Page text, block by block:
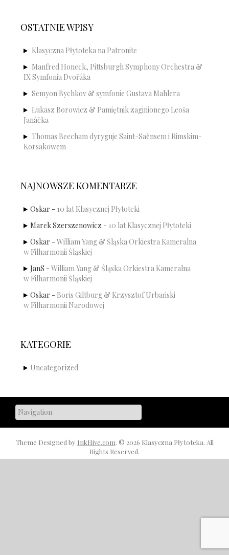
OSTATNIE WPISY
Klasyczna Płytoteka na Patronite
Manfred Honeck, Pittsburgh Symphony Orchestra &
IX Symfonia Dvořáka
Semyon Bychkov & symfonie Gustava Mahlera
Łukasz Borowicz & Pamiętnik zaginionego Leoša
Janáčka
Thomas Beecham dyryguje Saint-Saënsem i Rimskim-
Korsakowem
NAJNOWSZE KOMENTARZE
Oskar - 10 lat Klasycznej Płytoteki
Marek Szerszenowicz - 10 lat Klasycznej Płytoteki
Oskar - William Yang & Śląska Orkiestra Kameralna
w Filharmonii Śląskiej
JanS - William Yang & Śląska Orkiestra Kameralna
w Filharmonii Śląskiej
Oskar - Boris Giltburg & Krzysztof Urbański
w Filharmonii Narodowej
KATEGORIE
Uncategorized
Theme Designed by InkHive.com. © 2026 Klasyczna Płytoteka. All
Rights Reserved.